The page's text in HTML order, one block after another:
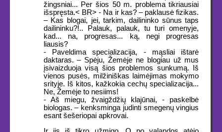
žingsniai... Per šios 50 m. problema tikriausiai
išspręsta.< BR> - Na ir kas? – paklausė fizikas.
– Kas blogai, jei, tarkim, dailininko sūnus taps
dailininku?!.. Palauk, palauk, tu turi omenyje,
kad... na, progresas... ką, negi progresas
liausis?
- Paveldima specializacija, - mąsliai ištarė
daktaras. – Spėju, Žemėje ne blogiau už mus
įsivaizduoja visą šios problemos sunkumą. Iš
vienos pusės, milžiniškas laimėjimas mokymo
srityje. Iš kitos, kažkokia cechų specializacija...
Ne, Žemėje to nesiims!
- Aš miegu, žvaigždžių klajūnai, - paskelbė
biologas. – kenksminga judinti smegenų vingius
esant šešeriopai apkrovai.